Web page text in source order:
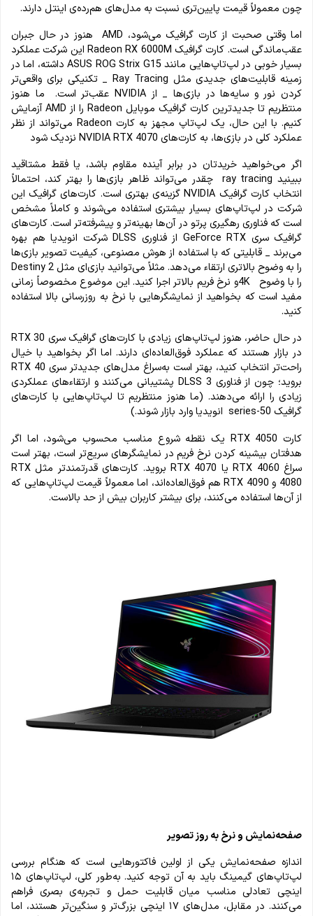
چون معمولاً قیمت پایین‌تری نسبت به مدل‌های هم‌رده‌ی اینتل دارند.
اما وقتی صحبت از کارت گرافیک می‌شود، AMD هنوز در حال جبران
عقب‌ماندگی است. کارت گرافیک Radeon RX 6000M این شرکت عملکرد
بسیار خوبی در لپ‌تاپ‌هایی مانند ASUS ROG Strix G15 داشته، اما در
زمینه قابلیت‌های جدیدی مثل Ray Tracing _ تکنیکی برای واقعی‌تر
کردن نور و سایه‌ها در بازی‌ها _ از NVIDIA عقب‌تر است. ما هنوز
منتظریم تا جدیدترین کارت گرافیک موبایل Radeon را از AMD آزمایش
کنیم. با این حال، یک لپ‌تاپ مجهز به کارت Radeon می‌تواند از نظر
عملکرد کلی در بازی‌ها، به کارت‌های NVIDIA RTX 4070 نزدیک شود
اگر می‌خواهید خریدتان در برابر آینده مقاوم باشد، یا فقط مشتاقید
ببینید ray tracing چقدر می‌تواند ظاهر بازی‌ها را بهتر کند، احتمالاً
انتخاب کارت گرافیک NVIDIA گزینه‌ی بهتری است. کارت‌های گرافیک این
شرکت در لپ‌تاپ‌های بسیار بیشتری استفاده می‌شوند و کاملاً مشخص
است که فناوری رهگیری پرتو در آن‌ها بهینه‌تر و پیشرفته‌تر است. کارت‌های
گرافیک سری GeForce RTX از فناوری DLSS شرکت انویدیا هم بهره
می‌برند _ قابلیتی که با استفاده از هوش مصنوعی، کیفیت تصویر بازی‌ها
را به وضوح بالاتری ارتقاء می‌دهد. مثلاً می‌توانید بازی‌ای مثل Destiny 2
را با وضوح 4Kو نرخ فریم بالاتر اجرا کنید. این موضوع مخصوصاً زمانی
مفید است که بخواهید از نمایشگرهایی با نرخ به روزرسانی بالا استفاده
کنید.
در حال حاضر، هنوز لپ‌تاپ‌های زیادی با کارت‌های گرافیک سری RTX 30
در بازار هستند که عملکرد فوق‌العاده‌ای دارند. اما اگر بخواهید با خیال
راحت‌تر انتخاب کنید، بهتر است به‌سراغ مدل‌های جدیدتر سری RTX 40
بروید؛ چون از فناوری DLSS 3 پشتیبانی می‌کنند و ارتقاءهای عملکردی
زیادی را ارائه می‌دهند. (ما هنوز منتظریم تا لپ‌تاپ‌هایی با کارت‌های
گرافیک 50-series انویدیا وارد بازار شوند.)
کارت RTX 4050 یک نقطه شروع مناسب محسوب می‌شود، اما اگر
هدفتان بیشینه کردن نرخ فریم در نمایشگرهای سریع‌تر است، بهتر است
سراغ RTX 4060 یا RTX 4070 بروید. کارت‌های قدرتمندتر مثل RTX
4080 و RTX 4090 هم فوق‌العاده‌اند، اما معمولاً قیمت لپ‌تاپ‌هایی که
از آن‌ها استفاده می‌کنند، برای بیشتر کاربران بیش از حد بالاست.
صفحه‌نمایش و نرخ به روز تصویر
اندازه صفحه‌نمایش یکی از اولین فاکتورهایی است که هنگام بررسی
لپ‌تاپ‌های گیمینگ باید به آن توجه کنید. به‌طور کلی، لپ‌تاپ‌های ۱۵
اینچی تعادلی مناسب میان قابلیت حمل و تجربه‌ی بصری فراهم
می‌کنند. در مقابل، مدل‌های ۱۷ اینچی بزرگ‌تر و سنگین‌تر هستند، اما